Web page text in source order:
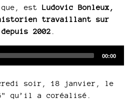
est Ludovic Bonleux,
travaillant sur
2002
Total
00:00
soir, 18 janvier, le
qu’il a coréalisé.